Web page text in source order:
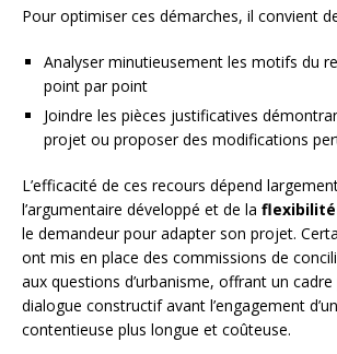
Pour optimiser ces démarches, il convient
Analyser minutieusement les motifs du
point par point
Joindre les pièces justificatives
projet ou proposer des modifications
L’efficacité de ces recours dépend
l’argumentaire développé et de la flexibilité
le demandeur pour adapter son projet.
ont mis en place des commissions de
aux questions d’urbanisme, offrant un
dialogue constructif avant l’engagement
contentieuse plus longue et coûteuse.